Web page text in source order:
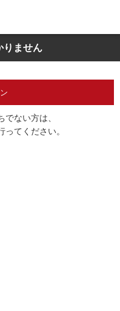
りません
でない方は、
ってください。